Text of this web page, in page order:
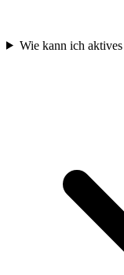
Wie kann ich